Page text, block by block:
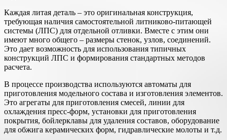
Каждая литая деталь – это оригинальная конструкция,
требующая наличия самостоятельной литниково-питающей
системы (ЛПС) для отдельной отливки. Вместе с этим они
имеют много общего – размеры стенок, узлов, соединений.
Это дает возможность для использования типичных
конструкций ЛПС и формирования стандартных методов
расчета.
В процессе производства используются автоматы для
приготовления модельного состава и изготовления элементов.
Это агрегаты для приготовления смесей, линии для
охлаждения пресс-форм, установки для приготовления
покрытия, бойлерклавы для удаления составов, оборудование
для обжига керамических форм, гидравлические молоты и т.д.